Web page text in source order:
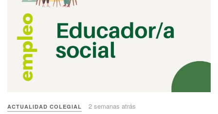
ACTUALIDAD COLEGIAL 2 semanas atrás